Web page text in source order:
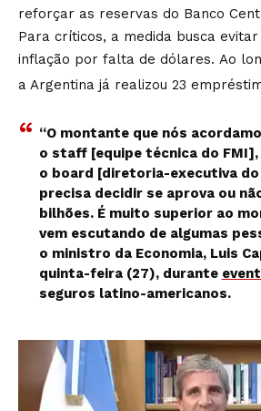
reforçar as reservas do Banco
Para críticos, a medida busca
inflação por falta de dólares. Ao
a Argentina já realizou 23
“O montante que nós
o staff [equipe técnica do FMI],
o board [diretoria-executiva do
precisa decidir se aprova ou
bilhões. É muito superior ao
vem escutando de algumas
o ministro da Economia, Luis
quinta-feira (27), durante
seguros latino-americanos.